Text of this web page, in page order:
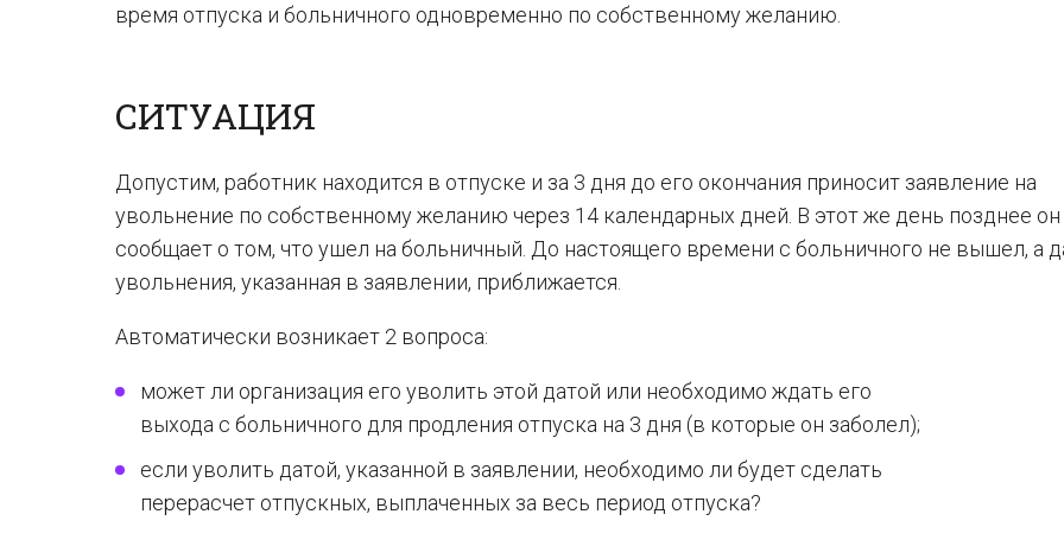
время отпуска и больничного одновременно по собственному желанию.
СИТУАЦИЯ
Допустим, работник находится в отпуске и за 3 дня до его окончания приносит заявление на
увольнение по собственному желанию через 14 календарных дней. В этот же день позднее он
сообщает о том, что ушел на больничный. До настоящего времени с больничного не вышел, а
увольнения, указанная в заявлении, приближается.
Автоматически возникает 2 вопроса:
может ли организация его уволить этой датой или необходимо ждать его
выхода с больничного для продления отпуска на 3 дня (в которые он заболел);
если уволить датой, указанной в заявлении, необходимо ли будет сделать
перерасчет отпускных, выплаченных за весь период отпуска?